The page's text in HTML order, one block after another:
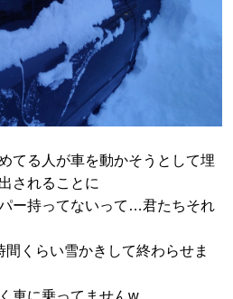
てる人が車を動かそうとして埋
されることに
ー持ってないって…君たちそれ
くらい雪かきして終わらせま
車に乗ってませんw